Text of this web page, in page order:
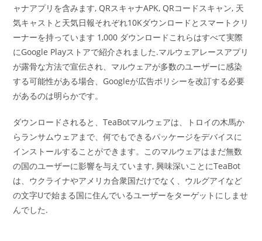
ャナアプリを含みます, QRスキャナAPK, QRコードスキャン, 天
気キャストと天気日報それぞれ10Kダウンロードとスマートクリ
ーナーを持っています 1,000 ダウンロードこれらはすべて実際
にGoogle Playストアで紹介されました.マルウェアレースアプリ
が露骨な方法で宣伝され、マルウェアが多数のユーザーに感染
する可能性がある場合、Googleが広告ポリシーを改訂する必要
があるのは明らかです。
ダウンロードされると、TeaBotマルウェアは、トロイの木馬か
らランサムウェアまで、何でもできるパッケージをデバイスに
インストールすることができます。このマルウェアはまだ無数
の国のユーザーに影響を与えています, 興味深いことにTeaBot
は、ウクライナやアメリカ合衆国だけでなく、ウルグアイなど
の文字Uで始まる国に住んでいるユーザーをターゲットにしませ
んでした.